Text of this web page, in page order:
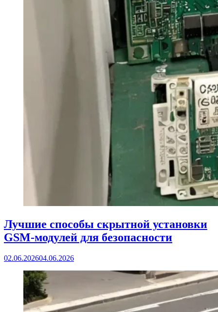
Лучшие способы скрытной установки
GSM-модулей для безопасности
02.06.202604.06.2026